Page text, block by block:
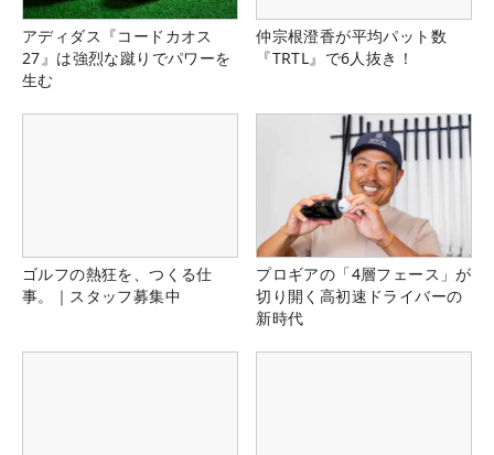
アディダス『コードカオス
27』は強烈な蹴りでパワーを
生む
仲宗根澄香が平均パット数
『TRTL』で6人抜き！
ゴルフの熱狂を、つくる仕
事。｜スタッフ募集中
プロギアの「4層フェース」が
切り開く高初速ドライバーの
新時代